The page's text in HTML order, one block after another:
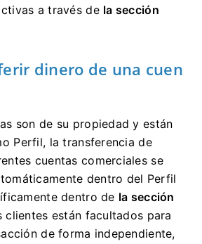
a través de la sección
dinero de una cuen
son de su propiedad y están
Perfil, la transferencia de
cuentas comerciales se
dentro del Perfil
dentro de la sección
clientes están facultados para
de forma independiente,